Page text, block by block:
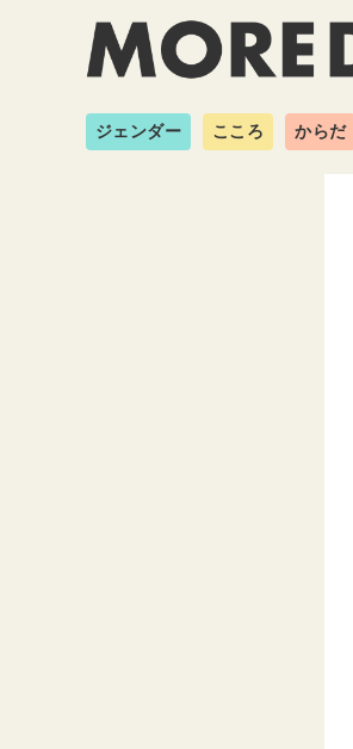
ジェンダー こころ からだ